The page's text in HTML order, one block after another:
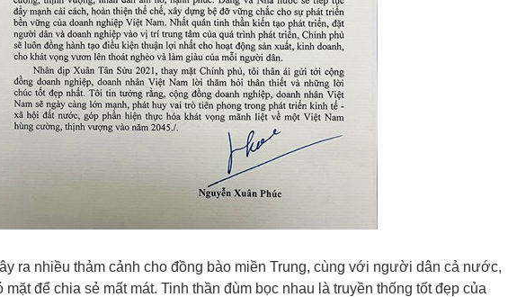
ra nhiều thảm cảnh cho đồng bào miền Trung, cùng với người dân cả nước,
để chia sẻ mất mát. Tinh thần đùm bọc nhau là truyền thống tốt đẹp của